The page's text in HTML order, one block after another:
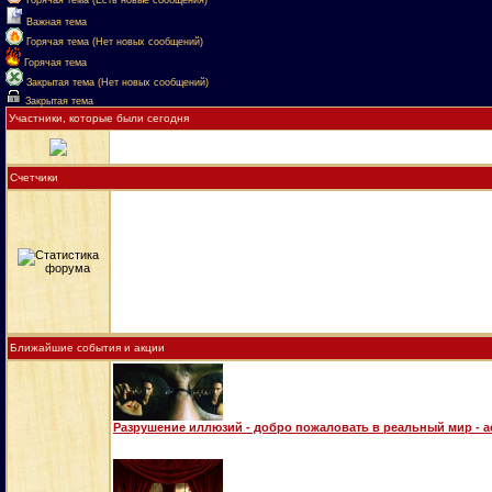
Важная тема
Горячая тема (Нет новых сообщений)
Горячая тема
Закрытая тема (Нет новых сообщений)
Закрытая тема
Участники, которые были сегодня
Счетчики
Ближайшие события и акции
Разрушение иллюзий - добро пожаловать в реальный мир -